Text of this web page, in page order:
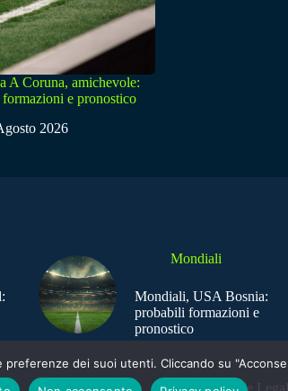
A Coruna, amichevole:
e pronostico
2026
Mondiali
Mondiali, USA Bosnia:
probabili formazioni e
pronostico
dei suoi utenti. Cliccando su